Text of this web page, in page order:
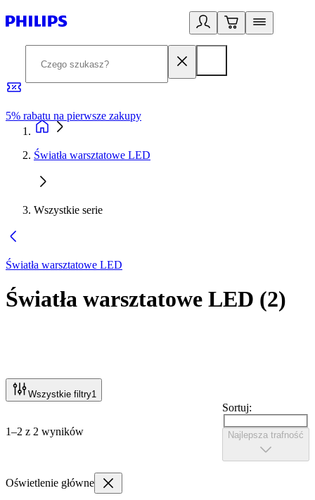
5% rabatu na pierwsze zakupy
Światła warsztatowe LED
Wszystkie serie
Światła warsztatowe LED
Światła warsztatowe LED (2)
Wszystkie filtry1
1–2 z 2 wyników
Sortuj:
Najlepsza trafność
Oświetlenie główne